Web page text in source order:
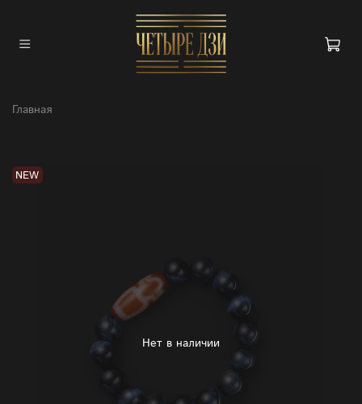
Главная
Нет в наличии
NEW